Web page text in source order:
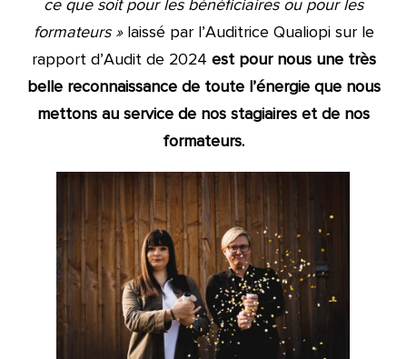
ce que soit pour les bénéficiaires ou pour les
formateurs »laissé par l’Auditrice Qualiopi sur le
rapport d’Audit de 2024 est pour nous une très
belle reconnaissance de toute l’énergie que nous
mettons au service de nos stagiaires et de nos
formateurs.